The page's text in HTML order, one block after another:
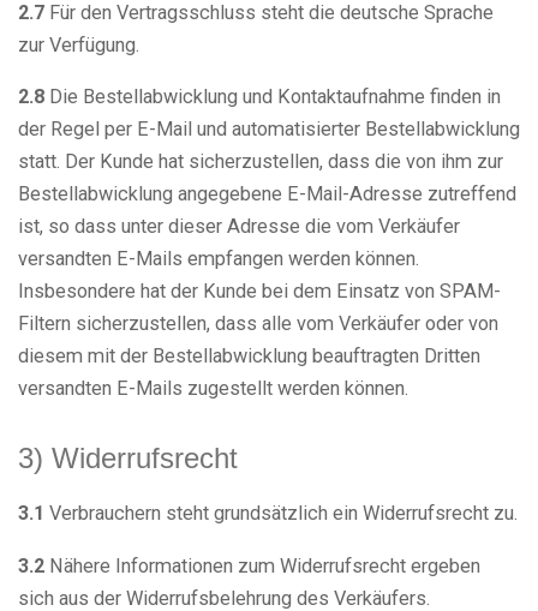
2.7 Für den Vertragsschluss steht die deutsche Sprache
zur Verfügung.
2.8 Die Bestellabwicklung und Kontaktaufnahme finden in
der Regel per E-Mail und automatisierter Bestellabwicklung
statt. Der Kunde hat sicherzustellen, dass die von ihm zur
Bestellabwicklung angegebene E-Mail-Adresse zutreffend
ist, so dass unter dieser Adresse die vom Verkäufer
versandten E-Mails empfangen werden können.
Insbesondere hat der Kunde bei dem Einsatz von SPAM-
Filtern sicherzustellen, dass alle vom Verkäufer oder von
diesem mit der Bestellabwicklung beauftragten Dritten
versandten E-Mails zugestellt werden können.
3) Widerrufsrecht
3.1 Verbrauchern steht grundsätzlich ein Widerrufsrecht zu.
3.2 Nähere Informationen zum Widerrufsrecht ergeben
sich aus der Widerrufsbelehrung des Verkäufers.